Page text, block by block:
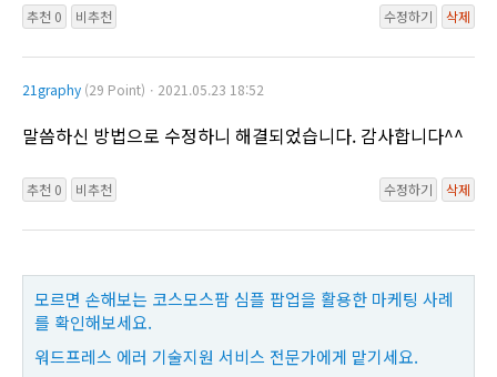
추천 0 비추천 수정하기 삭제
21graphy (29 Point)ㆍ2021.05.23 18:52
말씀하신 방법으로 수정하니 해결되었습니다. 감사합니다^^
추천 0 비추천 수정하기 삭제
모르면 손해보는 코스모스팜 심플 팝업을 활용한 마케팅 사례
를 확인해보세요.
워드프레스 에러 기술지원 서비스 전문가에게 맡기세요.